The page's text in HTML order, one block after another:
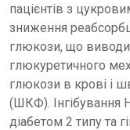
пацієнтів з
зниження
глюкози, що
глюкуретичного
глюкози в крові і
(ШКФ). Інгібування
діабетом 2 типу та